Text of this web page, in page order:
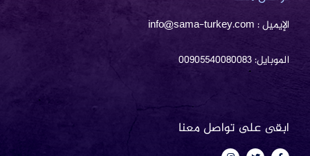
الإيميل : info@sama-turkey.com
الموبايل: 00905540080083
ابقى على تواصل معنا
F
T
I